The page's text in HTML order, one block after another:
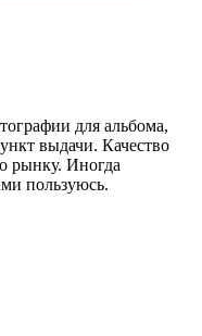
для альбома,
выдачи. Качество
рынку. Иногда
пользуюсь.